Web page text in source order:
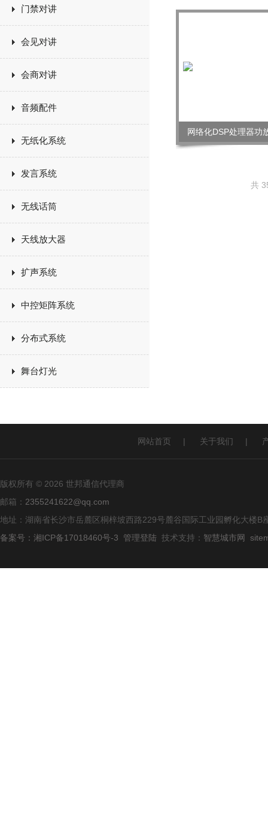
门禁对讲
会见对讲
会商对讲
音频配件
无纸化系统
发言系统
无线话筒
天线放大器
扩声系统
中控矩阵系统
分布式系统
舞台灯光
网络化DSP处理器功
共
网站首页 | 关于我们 |
版权所有 © 2026 世邦通信代理商
邮箱： 2355241622@qq.com
地址：湖南省长沙市岳麓区桐梓坡西路229号麓谷国际工业园孵化大楼B
备案号：湘ICP备17018460号-3
管理登陆 技术支持： 智慧城市网